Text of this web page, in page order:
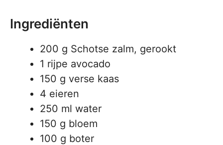
Ingrediënten
200 g Schotse zalm, gerookt
1 rijpe avocado
150 g verse kaas
4 eieren
250 ml water
150 g bloem
100 g boter